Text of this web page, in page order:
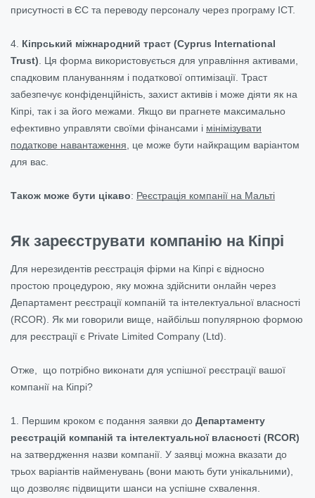
присутності в ЄС та переводу персоналу через програму ICT.
4. Кіпрський міжнародний траст (Cyprus International
Trust) . Ця форма використовується для управління активами,
спадковим плануванням і податкової оптимізації. Траст
забезпечує конфіденційність, захист активів і може діяти як на
Кіпрі, так і за його межами. Якщо ви прагнете максимально
ефективно управляти своїми фінансами і мінімізувати
податкове навантаження , це може бути найкращим варіантом
для вас.
Також може бути цікаво: Реєстрація компанії на Мальті
Як зареєструвати компанію на Кіпрі
Для нерезидентів реєстрація фірми на Кіпрі є відносно
простою процедурою, яку можна здійснити онлайн через
Департамент реєстрації компаній та інтелектуальної власності
(RCOR). Як ми говорили вище, найбільш популярною формою
для реєстрації є Private Limited Company (Ltd).
Отже, що потрібно виконати для успішної реєстрації вашої
компанії на Кіпрі?
1. Першим кроком є подання заявки до Департаменту
реєстрацій компаній та інтелектуальної власності (RCOR)
на затвердження назви компанії. У заявці можна вказати до
трьох варіантів найменувань (вони мають бути унікальними),
що дозволяє підвищити шанси на успішне схвалення.